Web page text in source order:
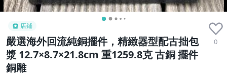
店鋪
嚴選海外回流純銅擺件，精緻器型配古拙包
漿 12.7×8.7×21.8cm 重1259.8克 古銅 擺件
銅雕
0